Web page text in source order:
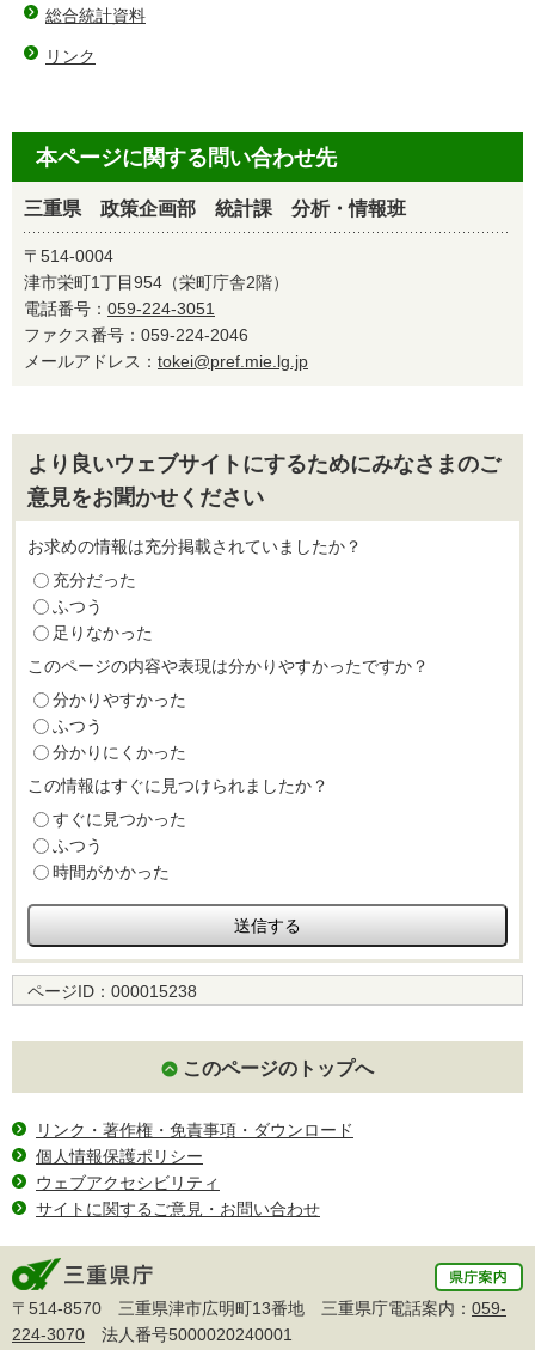
総合統計資料
リンク
本ページに関する問い合わせ先
三重県 政策企画部 統計課 分析・情報班
〒514-0004
津市栄町1丁目954（栄町庁舎2階）
電話番号： 059-224-3051
ファクス番号：059-224-2046
メールアドレス： tokei@pref.mie.lg.jp
より良いウェブサイトにするためにみなさまのご
意見をお聞かせください
お求めの情報は充分掲載されていましたか？
充分だった
ふつう
足りなかった
このページの内容や表現は分かりやすかったですか？
分かりやすかった
ふつう
分かりにくかった
この情報はすぐに見つけられましたか？
すぐに見つかった
ふつう
時間がかかった
ページID： 000015238
このページのトップへ
リンク・著作権・免責事項・ダウンロード
個人情報保護ポリシー
ウェブアクセシビリティ
サイトに関するご意見・お問い合わせ
〒514-8570 三重県津市広明町13番地 三重県庁電話案内： 059-
224-3070 法人番号5000020240001